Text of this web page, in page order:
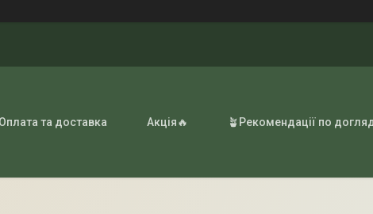
та доставка Акція🔥 🪴Рекомендації по